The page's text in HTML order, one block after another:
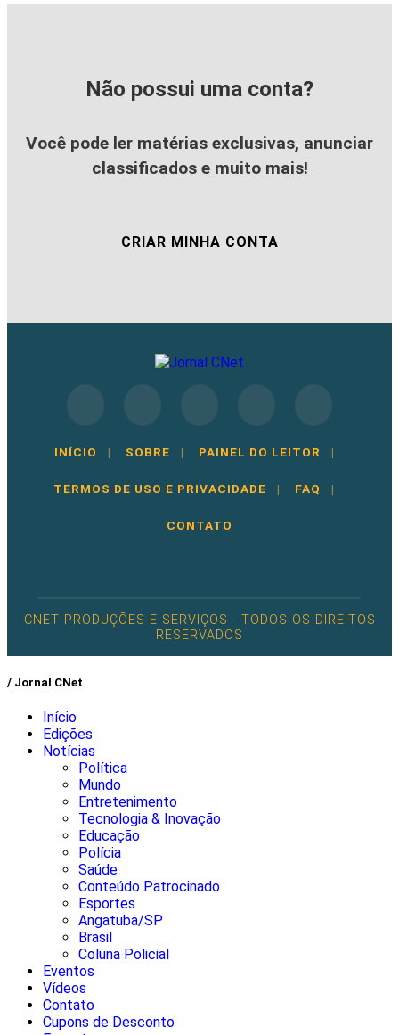
Não possui uma conta?
Você pode ler matérias exclusivas, anunciar
classificados e muito mais!
CRIAR MINHA CONTA
INÍCIO | SOBRE | PAINEL DO LEITOR |
TERMOS DE USO E PRIVACIDADE | FAQ |
CONTATO
CNET PRODUÇÕES E SERVIÇOS - TODOS OS DIREITOS
RESERVADOS
/ Jornal CNet
Início
Edições
Notícias
Política
Mundo
Entretenimento
Tecnologia & Inovação
Educação
Polícia
Saúde
Conteúdo Patrocinado
Esportes
Angatuba/SP
Brasil
Coluna Policial
Eventos
Vídeos
Contato
Cupons de Desconto